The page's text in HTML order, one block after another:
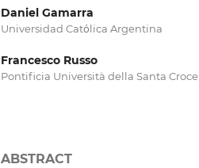
Daniel Gamarra
Universidad Catὀlica Argentina
Francesco Russo
Pontificia Università della Santa Croce
ABSTRACT